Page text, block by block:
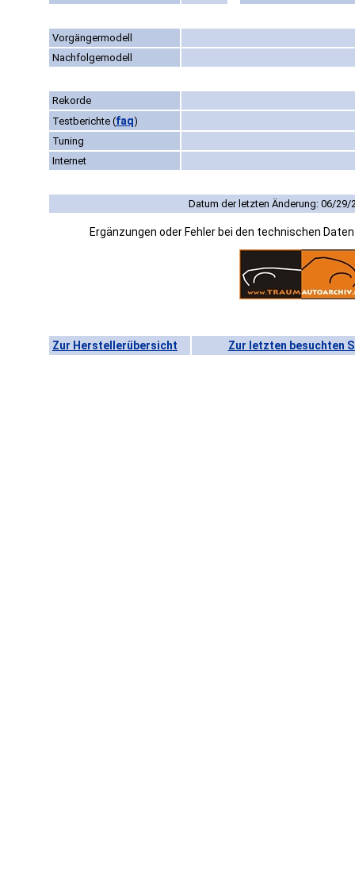
Vorgängermodell
Nachfolgemodell
Rekorde
Testberichte (faq)
Tuning
Internet
Datum der letzten Änderung: 06/29/
Ergänzungen oder Fehler bei den technischen
Zur Herstellerübersicht Zur letzten besuchten